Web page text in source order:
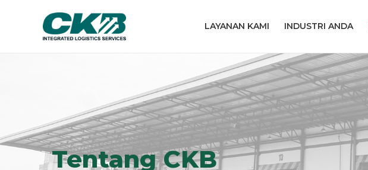
LAYANAN KAMI INDUSTRI ANDA
Tentang CKB